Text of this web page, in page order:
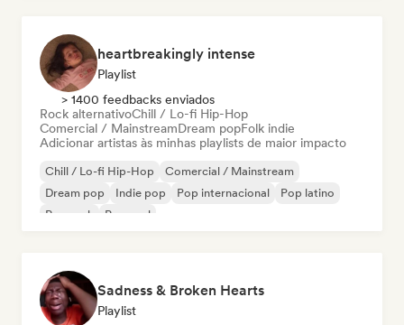
heartbreakingly intense
Playlist
> 1400 feedbacks enviados
Rock alternativoChill / Lo-fi Hip-Hop
Comercial / MainstreamDream popFolk indie
Adicionar artistas às minhas playlists de maior impacto
Chill / Lo-fi Hip-Hop
Comercial / Mainstream
Dream pop
Indie pop Pop internacional
Pop latino
Pop rock
Pop soul
Sadness & Broken Hearts
Playlist